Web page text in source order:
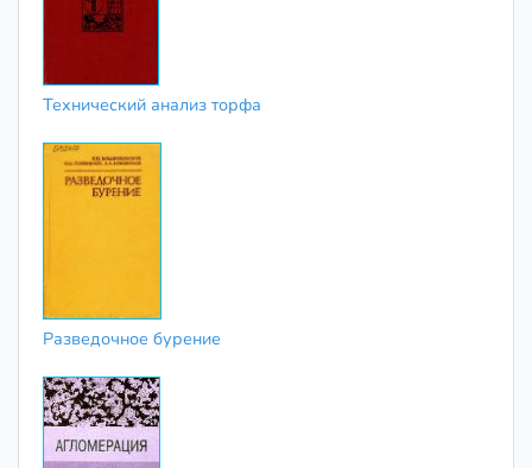
Технический анализ торфа
Разведочное бурение